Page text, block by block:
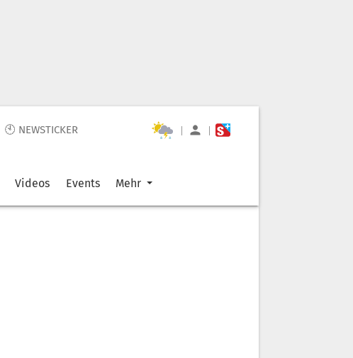
🕙 NEWSTICKER | |
Videos Events Mehr